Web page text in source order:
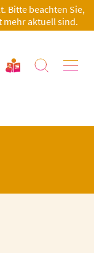
Bitte beachten Sie,
mehr aktuell sind.